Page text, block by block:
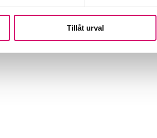
Tillåt urval